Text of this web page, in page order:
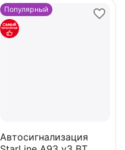
Популярный
Автосигнализация